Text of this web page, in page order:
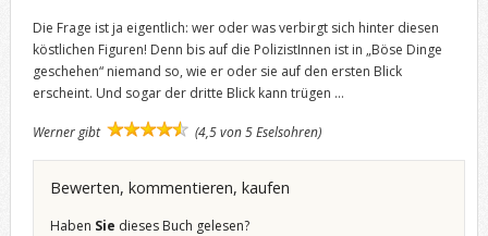
Die Frage ist ja eigentlich: wer oder was verbirgt sich hinter diesen
köstlichen Figuren! Denn bis auf die PolizistInnen ist in „Böse Dinge
geschehen“ niemand so, wie er oder sie auf den ersten Blick
erscheint. Und sogar der dritte Blick kann trügen …
Werner gibt (4,5 von 5 Eselsohren)
Bewerten, kommentieren, kaufen
Haben Sie dieses Buch gelesen?